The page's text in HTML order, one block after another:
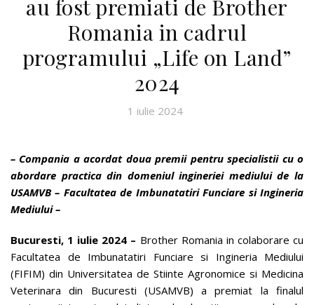
au fost premiati de Brother
Romania in cadrul
programului „Life on Land”
2024
1 iulie 2024
– Compania a acordat doua premii pentru specialistii cu o
abordare practica din domeniul ingineriei mediului de la
USAMVB – Facultatea de Imbunatatiri Funciare si Ingineria
Mediului –
Bucuresti, 1 iulie 2024 – Brother Romania in colaborare cu
Facultatea de Imbunatatiri Funciare si Ingineria Mediului
(FIFIM) din Universitatea de Stiinte Agronomice si Medicina
Veterinara din Bucuresti (USAMVB) a premiat la finalul